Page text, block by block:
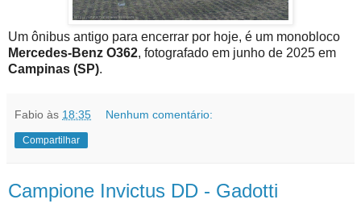
Um ônibus antigo para encerrar por hoje, é um monobloco
Mercedes-Benz O362, fotografado em junho de 2025 em
Campinas (SP).
Fabio às 18:35 Nenhum comentário:
Compartilhar
Campione Invictus DD - Gadotti